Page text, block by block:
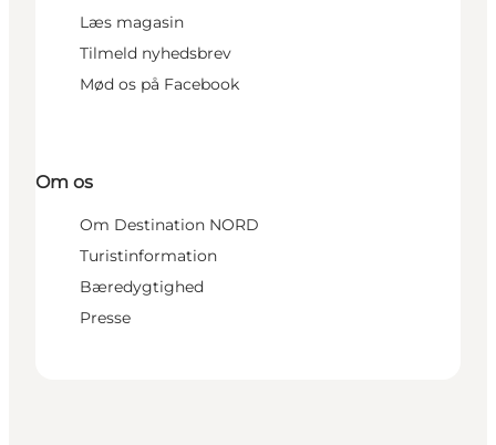
Læs magasin
Tilmeld nyhedsbrev
Mød os på Facebook
Om os
Om Destination NORD
Turistinformation
Bæredygtighed
Presse